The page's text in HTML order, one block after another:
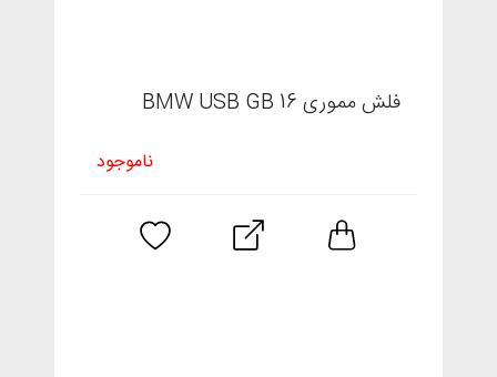
فلش مموری 16 BMW USB GB
ناموجود